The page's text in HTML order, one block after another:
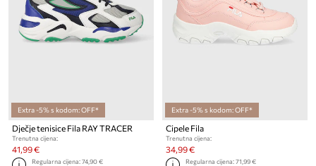
Extra -5% s kodom: OFF*
Dječje tenisice Fila RAY TRACER
Trenutna cijena:
41,99 €
Regularna cijena:74,90 €
Extra -5% s kodom: OFF*
Cipele Fila
Trenutna cijena:
34,99 €
Regularna cijena:71,99 €